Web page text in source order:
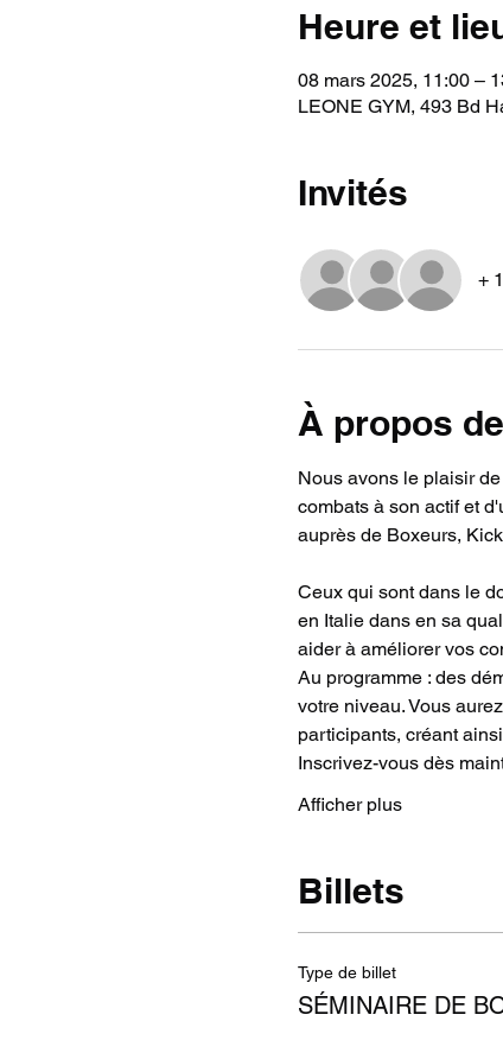
Heure et
08 mars 2025, 11:00 –
LEONE GYM, 493 Bd
Invités
+
À propos
Nous avons le plaisir
combats à son actif et
auprès de Boxeurs,
Ceux qui sont dans le
en Italie dans en sa
aider à améliorer vos
Au programme : des
votre niveau. Vous
participants, créant
Inscrivez-vous dès
Afficher plus
Billets
Type de billet
SÉMINAIRE DE